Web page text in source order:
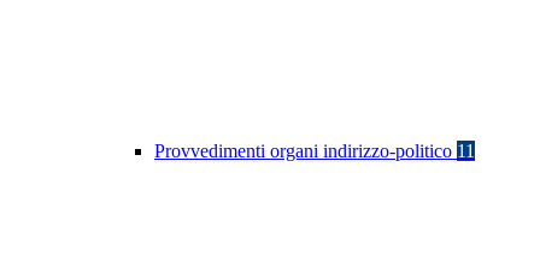
Provvedimenti organi indirizzo-politico 11